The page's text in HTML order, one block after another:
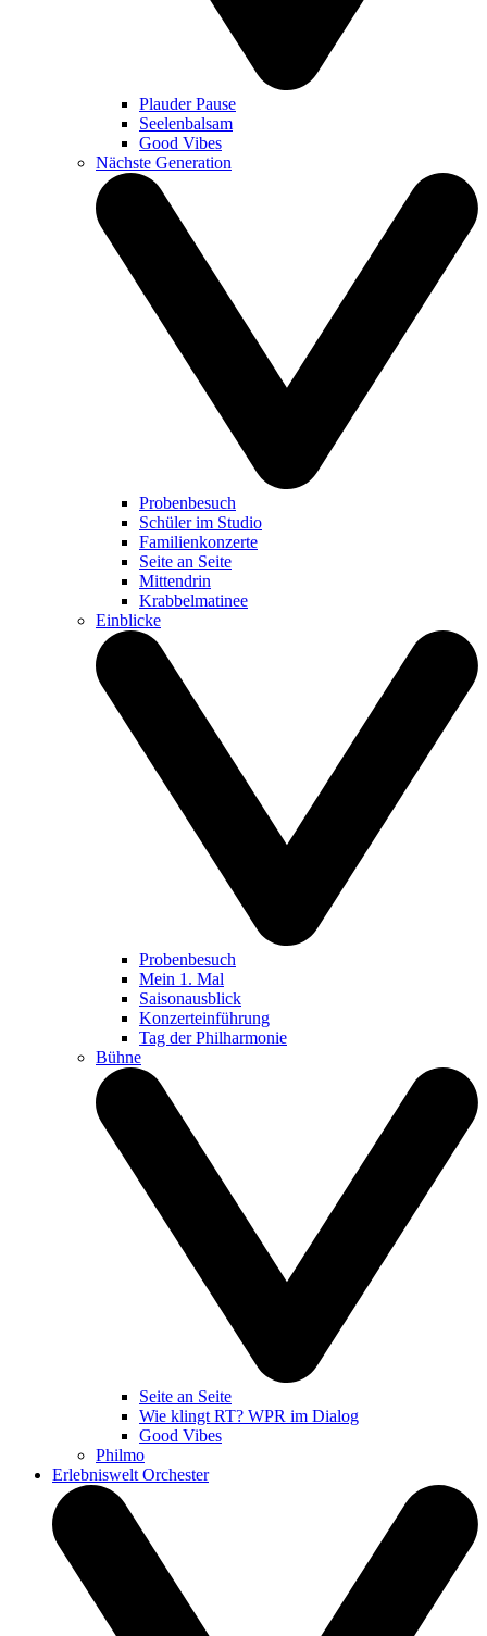
Plauder Pause
Seelenbalsam
Good Vibes
Nächste Generation
Probenbesuch
Schüler im Studio
Familienkonzerte
Seite an Seite
Mittendrin
Krabbelmatinee
Einblicke
Probenbesuch
Mein 1. Mal
Saisonausblick
Konzerteinführung
Tag der Philharmonie
Bühne
Seite an Seite
Wie klingt RT? WPR im Dialog
Good Vibes
Philmo
Erlebniswelt Orchester